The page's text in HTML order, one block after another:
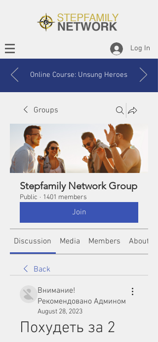
Log In
Online Course: Unsung Heroes
Groups
Stepfamily Network Group
Public · 1401 members
Join
Discussion Media Members About
Back
Внимание!
Рекомендовано Админом
August 28, 2023
Похудеть за 2